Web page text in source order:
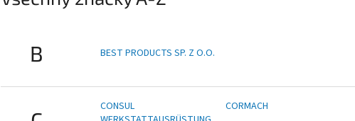
B BEST PRODUCTS SP. Z O.O.
CONSUL
CORMACH